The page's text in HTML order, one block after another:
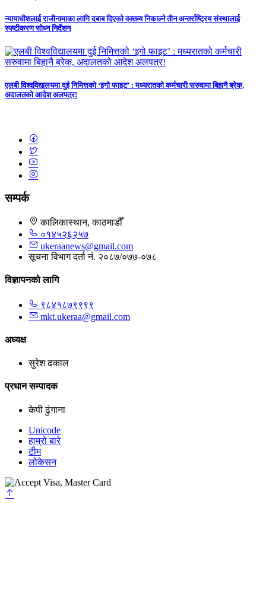
न्यायाधीशलाई राजीनामाका लागि दबाब दिएको वक्तव्य निकाल्ने तीन अन्तर्राष्ट्रिय संस्थालाई
स्पष्टीकरण सोध्न निर्देशन
एलबी विश्वविद्यालयमा दुई निमित्तको ‘इगो फाइट’ : मध्यरातको कर्मचारी सरुवामा बिहानै ब्रेक,
अदालतको आदेश अलपत्र!
सम्पर्क
कालिकास्थान, काठमाडौँ
०१४५२६२५७
ukeraanews@gmail.com
सूचना विभाग दर्ता नं. २०८७/०७७-०७८
विज्ञापनको लागि
९८४१८७९९९९
mkt.ukeraa@gmail.com
अध्यक्ष
सुरेश ढकाल
प्रधान सम्पादक
केपी ढुंगाना
Unicode
हाम्रो बारे
टीम
लोकेसन